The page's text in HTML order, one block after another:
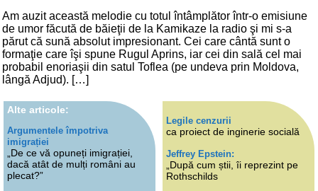
Am auzit această melodie cu totul întâmplător într-o emisiune
de umor făcută de băieţii de la Kamikaze la radio şi mi s-a
părut că sună absolut impresionant. Cei care cântă sunt o
formaţie care îşi spune Rugul Aprins, iar cei din sală cel mai
probabil enoriaşii din satul Toflea (pe undeva prin Moldova,
lângă Adjud). […]
Alte articole:
Argumentele împotriva
imigrației
„De ce vă opuneți imigrației,
dacă atât de mulți români au
plecat?”
Legile cenzurii
ca proiect de inginerie socială
Jeffrey Epstein:
„După cum știi, îi reprezint pe
Rothschilds